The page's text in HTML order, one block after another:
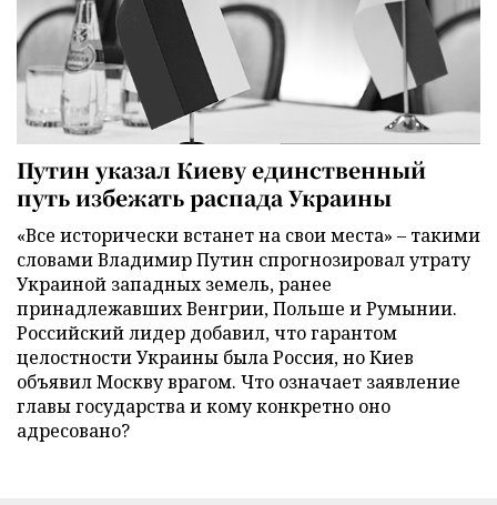
Путин указал Киеву единственный
путь избежать распада Украины
«Все исторически встанет на свои места» – такими
словами Владимир Путин спрогнозировал утрату
Украиной западных земель, ранее
принадлежавших Венгрии, Польше и Румынии.
Российский лидер добавил, что гарантом
целостности Украины была Россия, но Киев
объявил Москву врагом. Что означает заявление
главы государства и кому конкретно оно
адресовано?